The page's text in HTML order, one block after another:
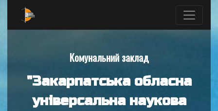
Комунальний заклад
"Закарпатська обласна
універсальна наукова